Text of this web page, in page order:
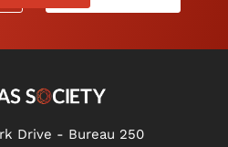
Drive - Bureau 250